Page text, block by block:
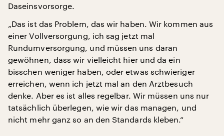
Daseinsvorsorge.
„Das ist das Problem, das wir haben. Wir kommen aus
einer Vollversorgung, ich sag jetzt mal
Rundumversorgung, und müssen uns daran
gewöhnen, dass wir vielleicht hier und da ein
bisschen weniger haben, oder etwas schwieriger
erreichen, wenn ich jetzt mal an den Arztbesuch
denke. Aber es ist alles regelbar. Wir müssen uns nur
tatsächlich überlegen, wie wir das managen, und
nicht mehr ganz so an den Standards kleben.“